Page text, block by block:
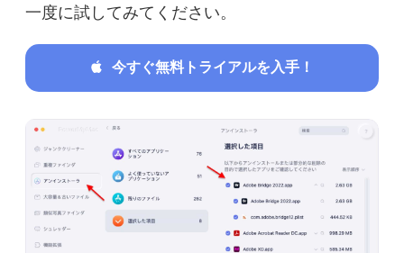
一度に試してみてください。
今すぐ無料トライアルを入手！